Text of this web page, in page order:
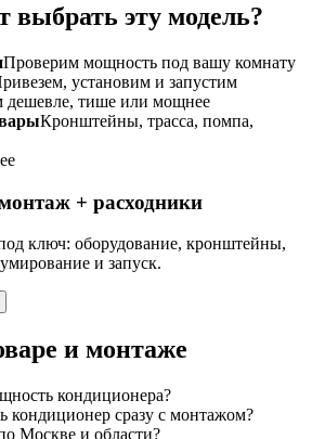
выбрать эту модель?
Проверим мощность под вашу комнату
установим и запустим
тише или мощнее
Кронштейны, трасса, помпа,
+ расходники
ключ: оборудование, кронштейны,
и запуск.
и монтаже
кондиционера?
кондиционер сразу с монтажом?
Москве и области?